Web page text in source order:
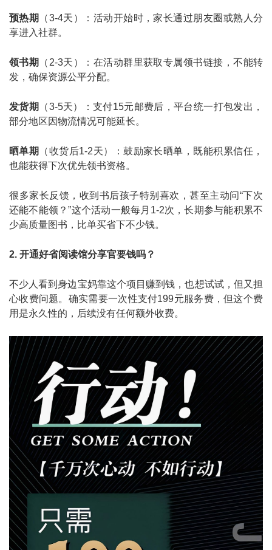
预热期
（3-4天）：活动开始时，家长通过朋友圈或熟人分
享进入社群。
领书期
（2-3天）：在活动群里获取专属领书链接，不能转
发，确保资源公平分配。
发货期
（3-5天）：支付15元邮费后，平台统一打包发出，
部分地区因物流情况可能延长。
晒单期
（收货后1-2天）：鼓励家长晒单，既能积累信任，
也能获得下次优先领书资格。
很多家长反馈，收到书后孩子特别喜欢，甚至主动问“下次
还能不能领？”这个活动一般每月1-2次，长期参与能积累不
少高质量图书，比单买省下不少钱。
2. 开通好省阅读馆分享官要钱吗？
不少人看到身边宝妈靠这个项目赚到钱，也想试试，但又担
心收费问题。确实需要一次性支付199元服务费，但这个费
用是永久性的，后续没有任何额外收费。